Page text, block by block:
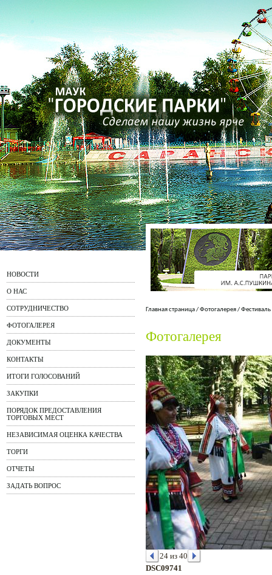
НОВОСТИ
О НАС
СОТРУДНИЧЕСТВО
ФОТОГАЛЕРЕЯ
ДОКУМЕНТЫ
КОНТАКТЫ
ИТОГИ ГОЛОСОВАНИЙ
ЗАКУПКИ
ПОРЯДОК ПРЕДОСТАВЛЕНИЯ
ТОРГОВЫХ МЕСТ
НЕЗАВИСИМАЯ ОЦЕНКА КАЧЕСТВА
ТОРГИ
ОТЧЕТЫ
ЗАДАТЬ ВОПРОС
Главная страница/Фотогалерея/
Фотогалерея
24 из 40
DSC09741